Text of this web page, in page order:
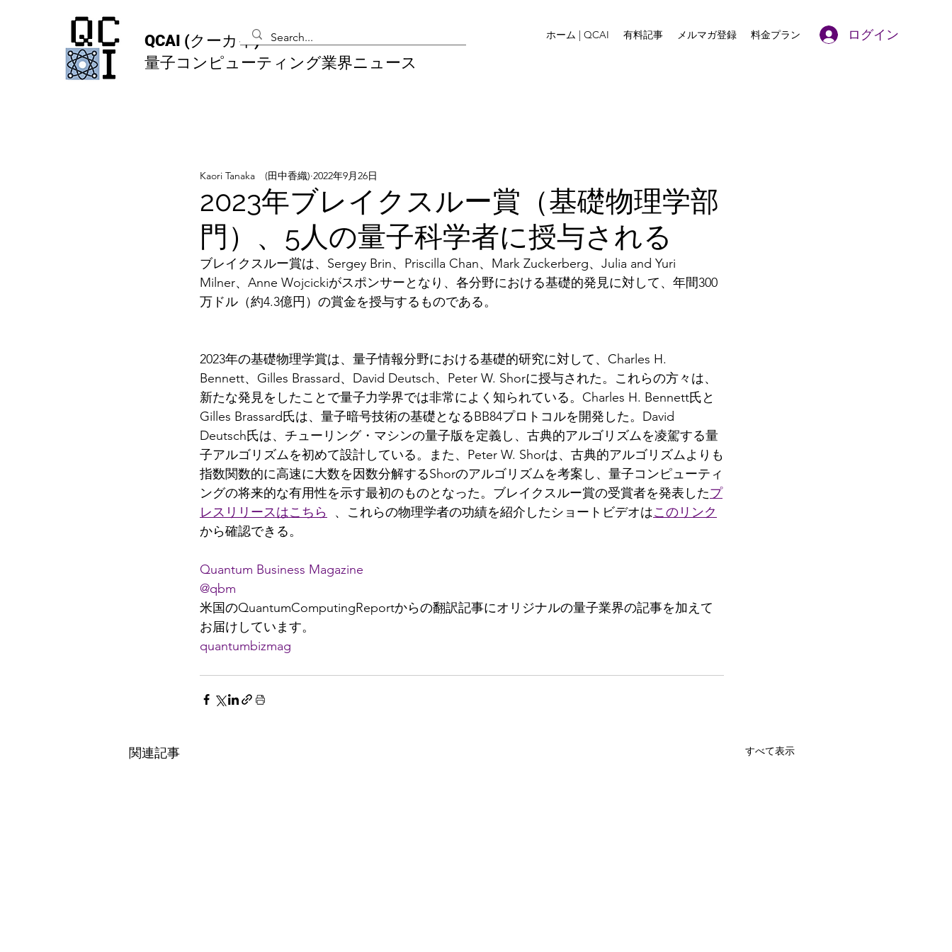
QCAI (クーカイ)
量子コンピューティング業界ニュース
ホーム | QCAI 有料記事 メルマガ登録 料金プラン ログイン
2023年ブレイクスルー賞（基礎物理学部
門）、5人の量子科学者に授与される
Kaori Tanaka (田中香織) 2022年9月26日
ブレイクスルー賞は、Sergey Brin、Priscilla Chan、Mark Zuckerberg、Julia and Yuri
Milner、Anne Wojcickiがスポンサーとなり、各分野における基礎的発見に対して、年間300
万ドル（約4.3億円）の賞金を授与するものである。
2023年の基礎物理学賞は、量子情報分野における基礎的研究に対して、Charles H.
Bennett、Gilles Brassard、David Deutsch、Peter W. Shorに授与された。これらの方々は、
新たな発見をしたことで量子力学界では非常によく知られている。Charles H. Bennett氏と
Gilles Brassard氏は、量子暗号技術の基礎となるBB84プロトコルを開発した。David
Deutsch氏は、チューリング・マシンの量子版を定義し、古典的アルゴリズムを凌駕する量
子アルゴリズムを初めて設計している。また、Peter W. Shorは、古典的アルゴリズムよりも
指数関数的に高速に大数を因数分解するShorのアルゴリズムを考案し、量子コンピューティ
ングの将来的な有用性を示す最初のものとなった。ブレイクスルー賞の受賞者を発表したプ
レスリリースはこちら
、これらの物理学者の功績を紹介したショートビデオはこのリンク
から確認できる。
Quantum Business Magazine
@qbm
米国のQuantumComputingReportからの翻訳記事にオリジナルの量子業界の記事を加えて
お届けしています。
quantumbizmag
関連記事 すべて表示